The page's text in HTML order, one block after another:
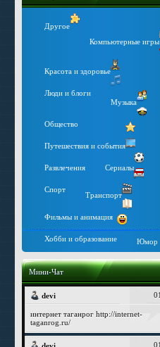
Другое
Компьютерные игры
Красота и здоровье
Люди и блоги
Музыка
Общество
Путешествия и события
Развлечения Сериалы
Спорт
Транспорт
Фильмы и анимация
Хобби и образование Юмор
Мини-Чат